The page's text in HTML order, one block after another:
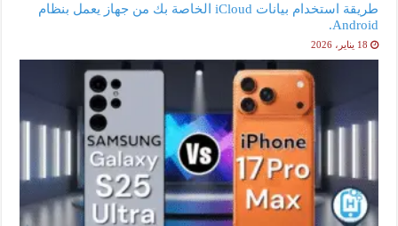
طريقة استخدام بيانات iCloud الخاصة بك من جهاز يعمل بنظام
Android.
18 يناير، 2026